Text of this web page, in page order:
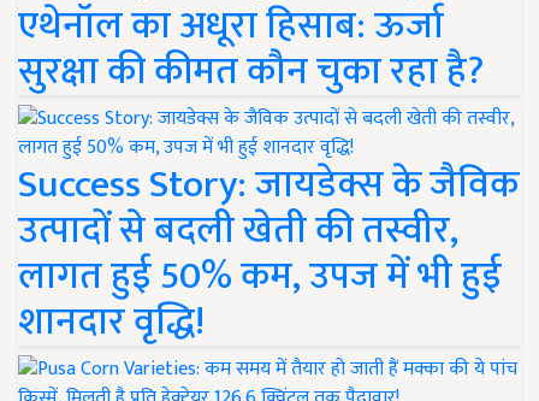
एथेनॉल का अधूरा हिसाब: ऊर्जा
सुरक्षा की कीमत कौन चुका रहा है?
Success Story: जायडेक्स के जैविक
उत्पादों से बदली खेती की तस्वीर,
लागत हुई 50% कम, उपज में भी हुई
शानदार वृद्धि!